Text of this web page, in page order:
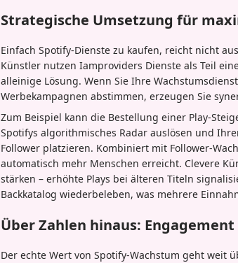
Strategische Umsetzung für
Einfach Spotify-Dienste zu kaufen, reicht nicht
Künstler nutzen Iamproviders Dienste als Teil
alleinige Lösung. Wenn Sie Ihre
Werbekampagnen abstimmen, erzeugen Sie
Zum Beispiel kann die Bestellung einer Play-
Spotifys algorithmisches Radar auslösen und
Follower platzieren. Kombiniert mit Follower-
automatisch mehr Menschen erreicht. Clevere
stärken – erhöhte Plays bei älteren Titeln
Backkatalog wiederbeleben, was mehrere
Über Zahlen hinaus:
Der echte Wert von Spotify-Wachstum geht weit